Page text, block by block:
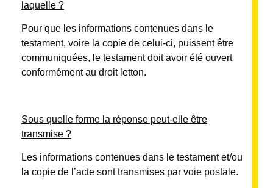
laquelle ?
Pour que les informations contenues dans le
testament, voire la copie de celui-ci, puissent être
communiquées, le testament doit avoir été ouvert
conformément au droit letton.
Sous quelle forme la réponse peut-elle être
transmise ?
Les informations contenues dans le testament et/ou
la copie de l’acte sont transmises par voie postale.